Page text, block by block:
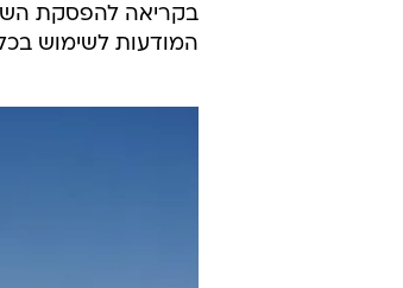
10.5.2020 / 12:25
משבר הקורונה פקד
הבין-לאומי.
וזיהום הסביבה,
בקריאה להפסקת